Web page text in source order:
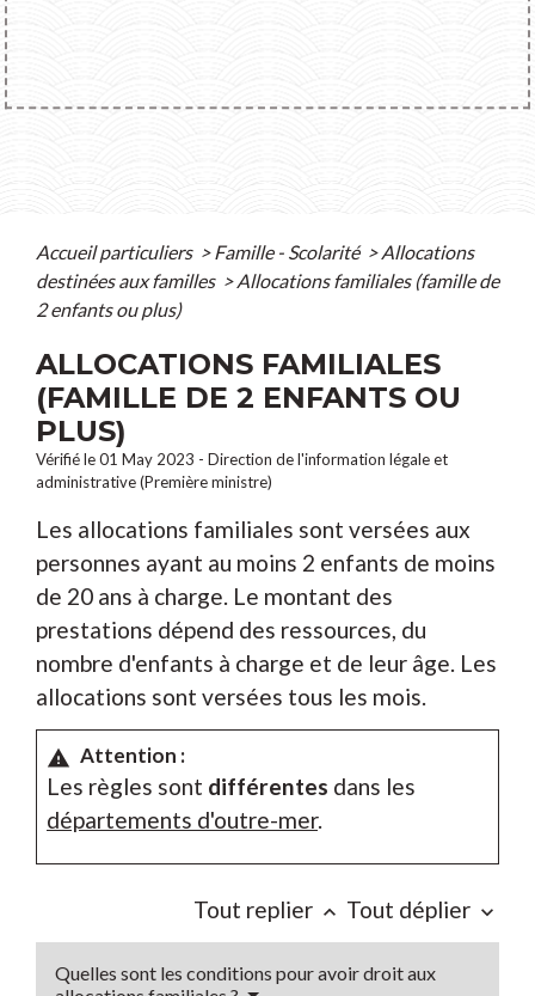
Accueil particuliers > Famille - Scolarité > Allocations
destinées aux familles > Allocations familiales (famille de
2 enfants ou plus)
ALLOCATIONS FAMILIALES
(FAMILLE DE 2 ENFANTS OU
PLUS)
Vérifié le 01 May 2023 - Direction de l'information légale et
administrative (Première ministre)
Les allocations familiales sont versées aux
personnes ayant au moins 2 enfants de moins
de 20 ans à charge. Le montant des
prestations dépend des ressources, du
nombre d'enfants à charge et de leur âge. Les
allocations sont versées tous les mois.
warning Attention :
Les règles sont différentes dans les
départements d'outre-mer.
Tout replier keyboard_arrow_up Tout déplier keyboard_arrow_down
Quelles sont les conditions pour avoir droit aux